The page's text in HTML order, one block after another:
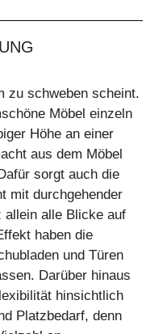
zu schweben scheint.
Möbel einzeln
Höhe an einer
aus dem Möbel
sorgt auch die
mit durchgehender
allein alle Blicke auf
haben die
und Türen
Darüber hinaus
hinsichtlich
Platzbedarf, denn